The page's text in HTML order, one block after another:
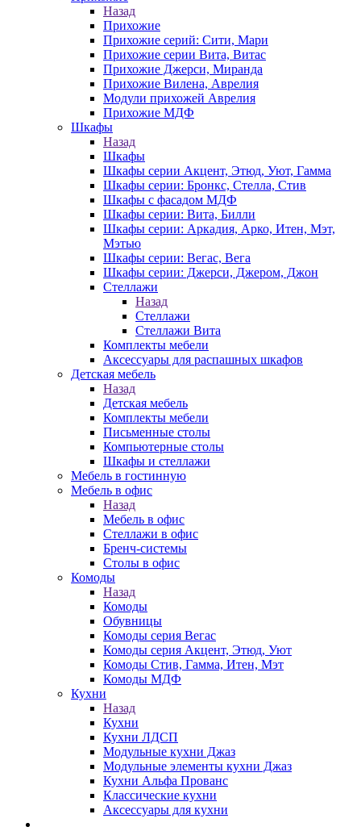
Назад
Прихожие
Прихожие серий: Сити, Мари
Прихожие серии Вита, Витас
Прихожие Джерси, Миранда
Прихожие Вилена, Аврелия
Модули прихожей Аврелия
Прихожие МДФ
Шкафы
Назад
Шкафы
Шкафы серии Акцент, Этюд, Уют, Гамма
Шкафы серии: Бронкс, Стелла, Стив
Шкафы с фасадом МДФ
Шкафы серии: Вита, Билли
Шкафы серии: Аркадия, Арко, Итен, Мэт,
Мэтью
Шкафы серии: Вегас, Вега
Шкафы серии: Джерси, Джером, Джон
Стеллажи
Назад
Стеллажи
Стеллажи Вита
Комплекты мебели
Аксессуары для распашных шкафов
Детская мебель
Назад
Детская мебель
Комплекты мебели
Письменные столы
Компьютерные столы
Шкафы и стеллажи
Мебель в гостинную
Мебель в офис
Назад
Мебель в офис
Стеллажи в офис
Бренч-системы
Столы в офис
Комоды
Назад
Комоды
Обувницы
Комоды серия Вегас
Комоды серия Акцент, Этюд, Уют
Комоды Стив, Гамма, Итен, Мэт
Комоды МДФ
Кухни
Назад
Кухни
Кухни ЛДСП
Модульные кухни Джаз
Модульные элементы кухни Джаз
Кухни Альфа Прованс
Классические кухни
Аксессуары для кухни